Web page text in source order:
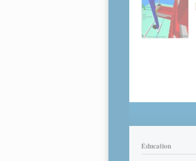
Éducation